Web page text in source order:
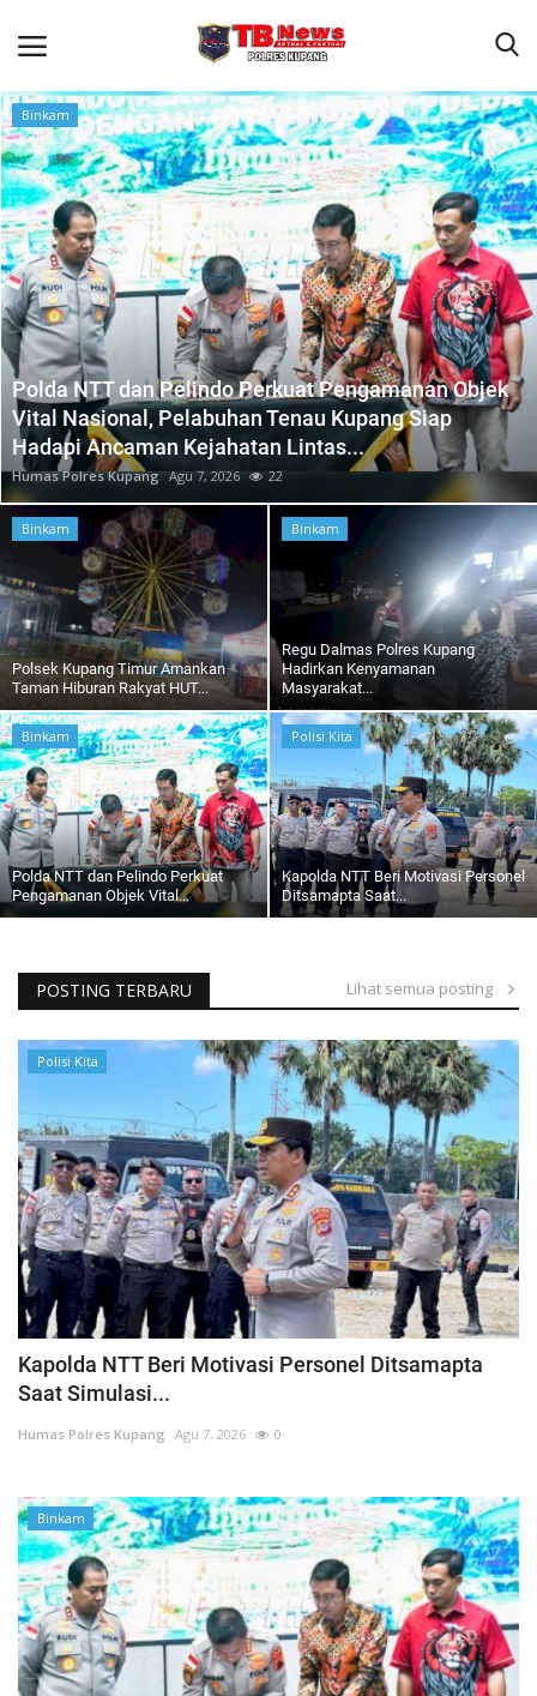
Beranda
Terms & Conditions
Reskrim
Binkam
Giat Ops
Lantas
Jurnal Kamtibmas
Binkam
Polda NTT dan Pelindo Perkuat Pengamanan Objek
Vital Nasional, Pelabuhan Tenau Kupang Siap
Hadapi Ancaman Kejahatan Lintas...
Humas Polres Kupang Agu 7, 2026 22
Binkam
Polsek Kupang Timur Amankan
Taman Hiburan Rakyat HUT...
Binkam
Regu Dalmas Polres Kupang
Hadirkan Kenyamanan
Masyarakat...
Binkam
Polda NTT dan Pelindo Perkuat
Pengamanan Objek Vital...
Polisi Kita
Kapolda NTT Beri Motivasi Personel
Ditsamapta Saat...
POSTING TERBARU Lihat semua posting
Polisi Kita
Kapolda NTT Beri Motivasi Personel Ditsamapta
Saat Simulasi...
Humas Polres Kupang Agu 7, 2026 0
Binkam